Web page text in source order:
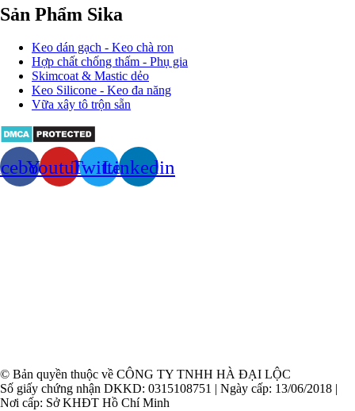
Sản Phẩm Sika
Keo dán gạch - Keo chà ron
Hợp chất chống thấm - Phụ gia
Skimcoat & Mastic dẻo
Keo Silicone - Keo đa năng
Vữa xây tô trộn sẵn
YoutubeTwitterLinkedin
© Bản quyền thuộc về CÔNG TY TNHH HÀ ĐẠI LỘC
Số giấy chứng nhận DKKD: 0315108751 | Ngày cấp: 13/06/2018 |
Nơi cấp: Sở KHĐT Hồ Chí Minh